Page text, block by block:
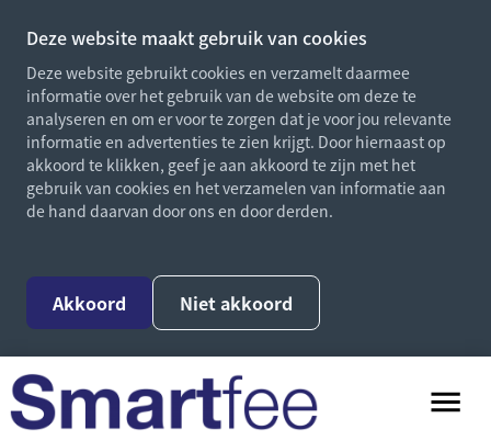
Deze website maakt gebruik van cookies
Deze website gebruikt cookies en verzamelt daarmee
informatie over het gebruik van de website om deze te
analyseren en om er voor te zorgen dat je voor jou relevante
informatie en advertenties te zien krijgt. Door hiernaast op
akkoord te klikken, geef je aan akkoord te zijn met het
gebruik van cookies en het verzamelen van informatie aan
de hand daarvan door ons en door derden.
Akkoord Niet akkoord